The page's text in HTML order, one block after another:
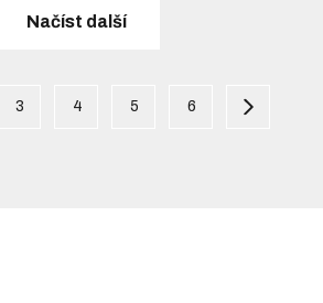
Načíst další
3 4 5 6